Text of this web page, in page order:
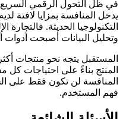
في ظل التحول الرقمي
يدخل المنافسة بمزايا لافتة
التكنولوجيا الحديثة. فالتجارة
وتحليل البيانات أصبحت
المستقبل يتجه نحو منتجات
المنتج بناءً على احتياجات
المنافسة لن تكون فقط على
فهم المستخدم.